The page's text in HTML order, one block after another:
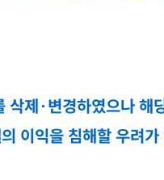
제·변경하였으나 해
이익을 침해할 우려가